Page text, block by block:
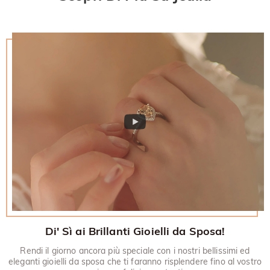
Di' Sì ai Brillanti Gioielli da Sposa!
Rendi il giorno ancora più speciale con i nostri bellissimi ed
eleganti gioielli da sposa che ti faranno risplendere fino al vostro